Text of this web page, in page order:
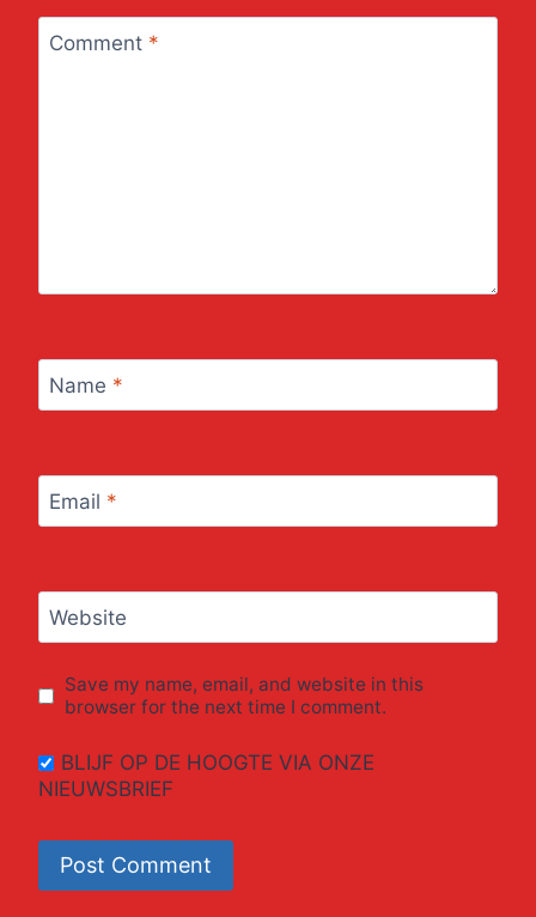
Comment *
Name *
Email *
Website
Save my name, email, and website in this
browser for the next time I comment.
BLIJF OP DE HOOGTE VIA ONZE
NIEUWSBRIEF